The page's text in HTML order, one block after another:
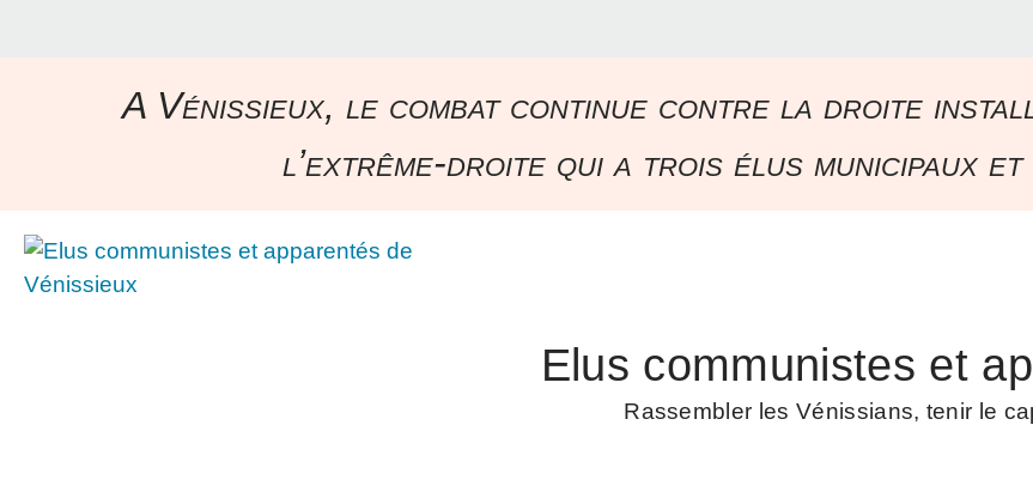
A Vénissieux, le combat continue contre la droite
l’extrême-droite qui a trois élus municipaux
Elus communistes et
Rassembler les Vénissians, tenir le